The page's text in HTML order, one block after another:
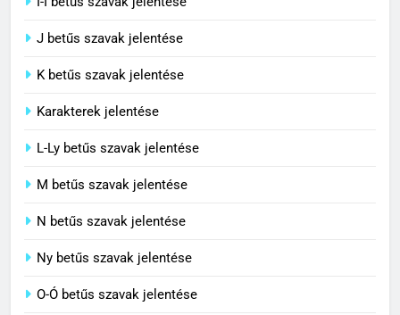
5
Célkitűzés jelentése
C BETŰS SZAVAK JELENTÉSE
C BETŰS SZAVAK JELENTÉSE
J betűs szavak jelentése
K betűs szavak jelentése
Karakterek jelentése
L-Ly betűs szavak jelentése
M betűs szavak jelentése
N betűs szavak jelentése
Ny betűs szavak jelentése
O-Ó betűs szavak jelentése